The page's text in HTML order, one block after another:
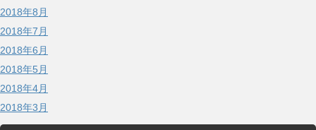
2018年8月
2018年7月
2018年6月
2018年5月
2018年4月
2018年3月